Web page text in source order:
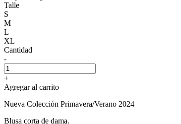
Talle
S
M
L
XL
Cantidad
-
+
Agregar al carrito
Nueva Colección Primavera/Verano 2024
Blusa corta de dama.